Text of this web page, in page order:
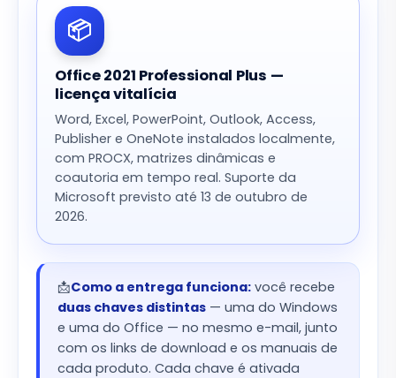
📦
Office 2021 Professional Plus —
licença vitalícia
Word, Excel, PowerPoint, Outlook, Access,
Publisher e OneNote instalados localmente,
com PROCX, matrizes dinâmicas e
coautoria em tempo real. Suporte da
Microsoft previsto até 13 de outubro de
2026.
📩Como a entrega funciona: você recebe
duas chaves distintas — uma do Windows
e uma do Office — no mesmo e-mail, junto
com os links de download e os manuais de
cada produto. Cada chave é ativada